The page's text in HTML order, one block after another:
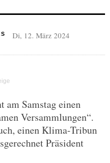
Di, 12. März 2024
am Samstag einen
Versammlungen“.
einen Klima-Tribun
Präsident